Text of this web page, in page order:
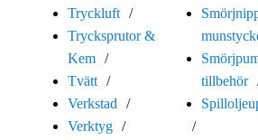
Tryckluft
Trycksprutor &
Kem
Tvätt
Verkstad
Verktyg
tillbehör